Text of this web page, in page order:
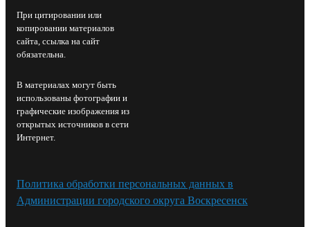
При цитировании или
копировании материалов
сайта, ссылка на сайт
обязательна.
В материалах могут быть
использованы фотографии и
графические изображения из
открытых источников в сети
Интернет.
Политика обработки персональных данных в
Администрации городского округа Воскресенск